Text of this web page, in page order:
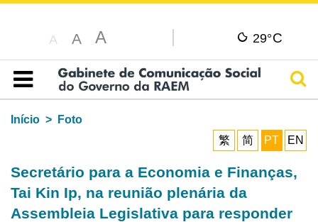
A A A 29°C
Índice
Início
Foto
繁
简 PT EN
Secretário para a Economia e Finanças,
Tai Kin Ip, na reunião plenária da
Assembleia Legislativa para responder